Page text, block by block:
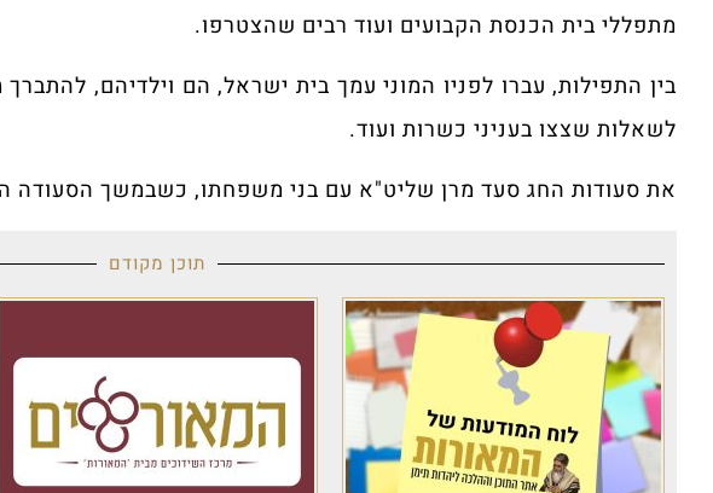
מתפללי בית הכנסת הקבועים ועוד רבים שהצטרפו.
בין התפילות, עברו לפניו המוני עמך בית ישראל, הם וילדיהם,
לשאלות שצצו בעניני כשרות ועוד.
את סעודות החג סעד מרן שליט"א עם בני משפחתו, כשבמשך הסעודה
תוכן מקודם